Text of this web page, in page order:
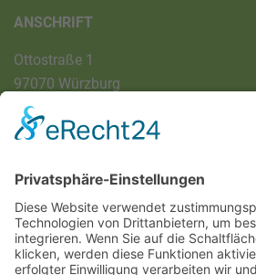
ANSCHRIFT
Ottostraße 1
97070 Würzburg
DIREKT-KONTAKT
E-Mail:klb@bistum-wuerzburg.de